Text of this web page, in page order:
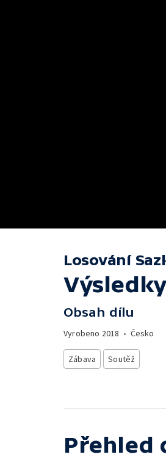
Losování
Obsah dílu
Vyrobeno 2018 • Česko
Zábava Soutěž
Přehled